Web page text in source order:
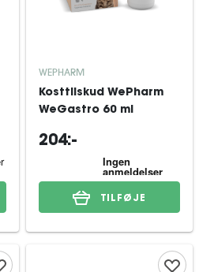
WEPHARM
Kosttilskud WePharm
WeGastro 60 ml
204:-
TILFØJE